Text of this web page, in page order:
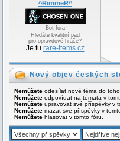
^RimmeR^
Bot fora
Hledáte kvalitní pad
pro opravdové hráče?
Je tu rare-items.cz
Nový objev českých
Nemůžete odesílat nové téma do
Nemůžete odpovídat na témata v
Nemůžete upravovat své příspěvky v
Nemůžete mazat své příspěvky v
Nemůžete hlasovat v tomto fóru.